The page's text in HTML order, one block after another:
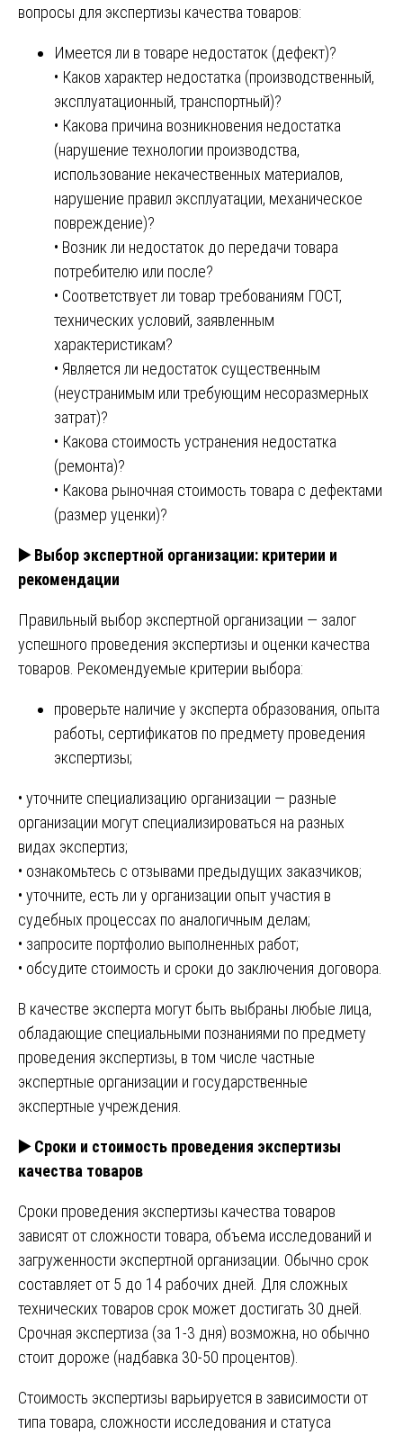
вопросы для экспертизы качества товаров:
Имеется ли в товаре недостаток (дефект)?
• Каков характер недостатка (производственный,
эксплуатационный, транспортный)?
• Какова причина возникновения недостатка
(нарушение технологии производства,
использование некачественных материалов,
нарушение правил эксплуатации, механическое
повреждение)?
• Возник ли недостаток до передачи товара
потребителю или после?
• Соответствует ли товар требованиям ГОСТ,
технических условий, заявленным
характеристикам?
• Является ли недостаток существенным
(неустранимым или требующим несоразмерных
затрат)?
• Какова стоимость устранения недостатка
(ремонта)?
• Какова рыночная стоимость товара с дефектами
(размер уценки)?
▶️Выбор экспертной организации: критерии и
рекомендации
Правильный выбор экспертной организации — залог
успешного проведения экспертизы и оценки качества
товаров. Рекомендуемые критерии выбора:
проверьте наличие у эксперта образования, опыта
работы, сертификатов по предмету проведения
экспертизы;
• уточните специализацию организации — разные
организации могут специализироваться на разных
видах экспертиз;
• ознакомьтесь с отзывами предыдущих заказчиков;
• уточните, есть ли у организации опыт участия в
судебных процессах по аналогичным делам;
• запросите портфолио выполненных работ;
• обсудите стоимость и сроки до заключения договора.
В качестве эксперта могут быть выбраны любые лица,
обладающие специальными познаниями по предмету
проведения экспертизы, в том числе частные
экспертные организации и государственные
экспертные учреждения.
▶️Сроки и стоимость проведения экспертизы
качества товаров
Сроки проведения экспертизы качества товаров
зависят от сложности товара, объема исследований и
загруженности экспертной организации. Обычно срок
составляет от 5 до 14 рабочих дней. Для сложных
технических товаров срок может достигать 30 дней.
Срочная экспертиза (за 1-3 дня) возможна, но обычно
стоит дороже (надбавка 30-50 процентов).
Стоимость экспертизы варьируется в зависимости от
типа товара, сложности исследования и статуса